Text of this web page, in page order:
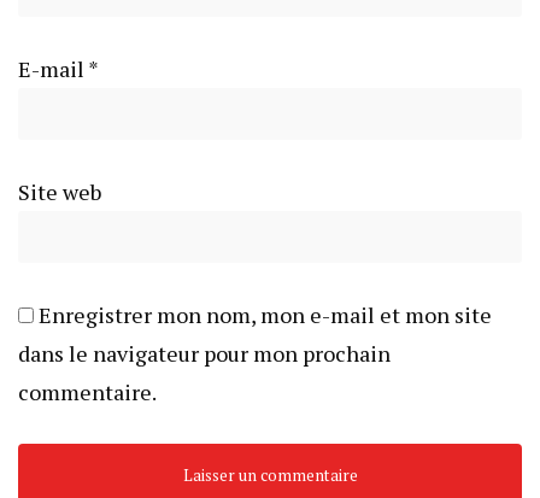
E-mail *
Site web
Enregistrer mon nom, mon e-mail et mon site
dans le navigateur pour mon prochain
commentaire.